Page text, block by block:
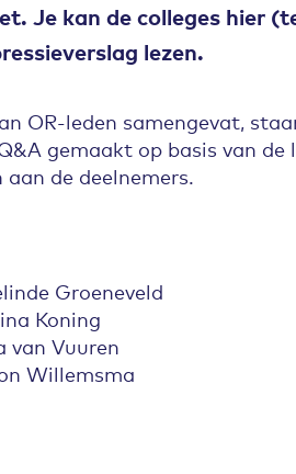
Je kan de colleges hier
lezen.
OR-leden samengevat,
gemaakt op basis van de
de deelnemers.
Groeneveld
Koning
van Vuuren
Willemsma